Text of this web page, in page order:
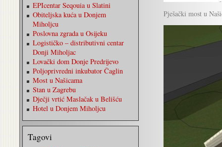
Pješački most u
EPIcentar Seqouia u Slatini
Obiteljska kuća u Donjem
Miholjcu
Poslovna zgrada u Osijeku
Logističko – distributivni centar
Donji Miholjac
Lovački dom Donje Predrijevo
Poljoprivredni inkubator Čaglin
Most u Našicama
Stan u Zagrebu
Dječji vrtić Maslačak u Belišću
Hotel u Donjem Miholjcu
Tagovi